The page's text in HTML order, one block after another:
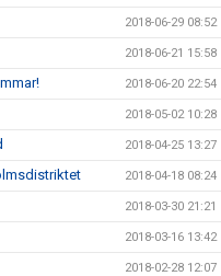
2018-06-29 08:52
2018-06-21 15:58
2018-06-20 22:54
2018-05-02 10:28
2018-04-25 13:27
2018-04-18 08:24
2018-03-30 21:21
2018-03-16 13:42
2018-02-28 12:07